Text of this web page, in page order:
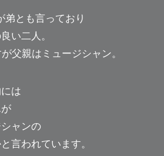
弟とも言っており
い二人。
父親はミュージシャン。
は
ャンの
言われています。